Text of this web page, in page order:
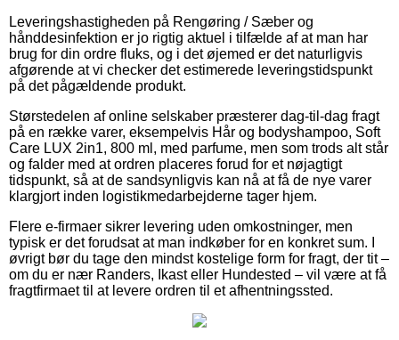
Leveringshastigheden på Rengøring / Sæber og
hånddesinfektion er jo rigtig aktuel i tilfælde af at man har
brug for din ordre fluks, og i det øjemed er det naturligvis
afgørende at vi checker det estimerede leveringstidspunkt
på det pågældende produkt.
Størstedelen af online selskaber præsterer dag-til-dag fragt
på en række varer, eksempelvis Hår og bodyshampoo, Soft
Care LUX 2in1, 800 ml, med parfume, men som trods alt står
og falder med at ordren placeres forud for et nøjagtigt
tidspunkt, så at de sandsynligvis kan nå at få de nye varer
klargjort inden logistikmedarbejderne tager hjem.
Flere e-firmaer sikrer levering uden omkostninger, men
typisk er det forudsat at man indkøber for en konkret sum. I
øvrigt bør du tage den mindst kostelige form for fragt, der tit –
om du er nær Randers, Ikast eller Hundested – vil være at få
fragtfirmaet til at levere ordren til et afhentningssted.